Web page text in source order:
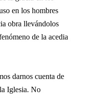
en los hombres
obra llevándolos
de la acedia
darnos cuenta de
Iglesia. No